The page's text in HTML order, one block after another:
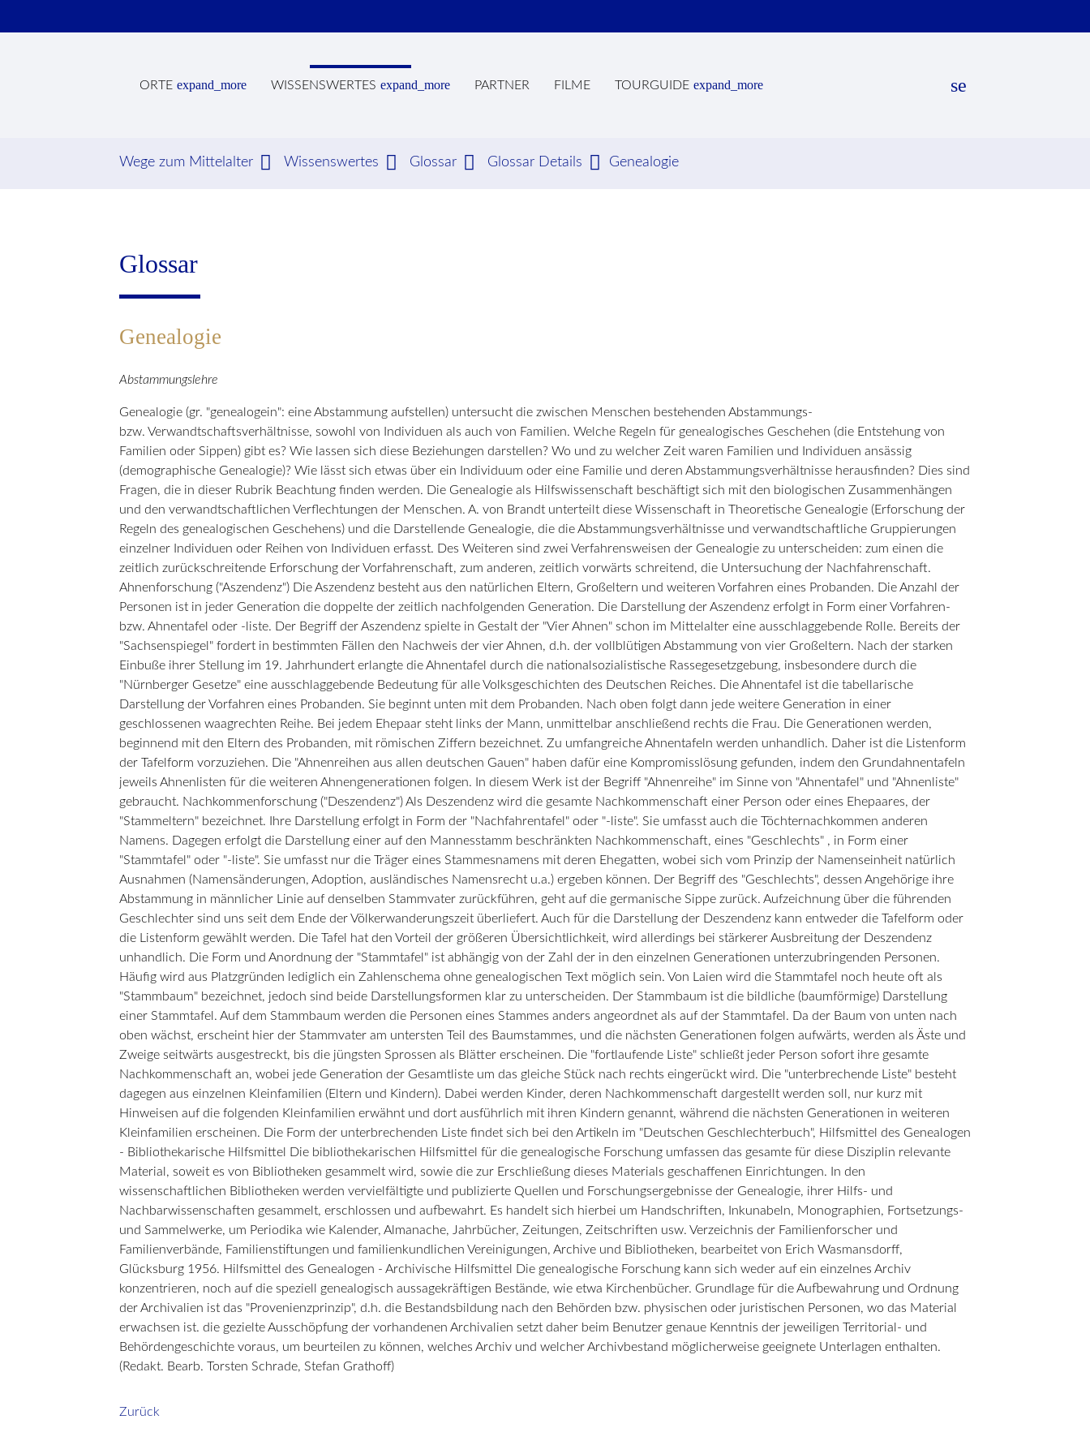
ORTE expand_more WISSENSWERTES expand_more PARTNER FILME TOURGUIDE expand_more search
Wege zum Mittelalter Wissenswertes Glossar Glossar Details Genealogie
Glossar
Genealogie
Abstammungslehre
Genealogie (gr. "genealogein": eine Abstammung aufstellen) untersucht die zwischen Menschen bestehenden Abstammungs-
bzw. Verwandtschaftsverhältnisse, sowohl von Individuen als auch von Familien. Welche Regeln für genealogisches Geschehen (die Entstehung von
Familien oder Sippen) gibt es? Wie lassen sich diese Beziehungen darstellen? Wo und zu welcher Zeit waren Familien und Individuen ansässig
(demographische Genealogie)? Wie lässt sich etwas über ein Individuum oder eine Familie und deren Abstammungsverhältnisse herausfinden? Dies sind
Fragen, die in dieser Rubrik Beachtung finden werden. Die Genealogie als Hilfswissenschaft beschäftigt sich mit den biologischen Zusammenhängen
und den verwandtschaftlichen Verflechtungen der Menschen. A. von Brandt unterteilt diese Wissenschaft in Theoretische Genealogie (Erforschung der
Regeln des genealogischen Geschehens) und die Darstellende Genealogie, die die Abstammungsverhältnisse und verwandtschaftliche Gruppierungen
einzelner Individuen oder Reihen von Individuen erfasst. Des Weiteren sind zwei Verfahrensweisen der Genealogie zu unterscheiden: zum einen die
zeitlich zurückschreitende Erforschung der Vorfahrenschaft, zum anderen, zeitlich vorwärts schreitend, die Untersuchung der Nachfahrenschaft.
Ahnenforschung ("Aszendenz") Die Aszendenz besteht aus den natürlichen Eltern, Großeltern und weiteren Vorfahren eines Probanden. Die Anzahl der
Personen ist in jeder Generation die doppelte der zeitlich nachfolgenden Generation. Die Darstellung der Aszendenz erfolgt in Form einer Vorfahren-
bzw. Ahnentafel oder -liste. Der Begriff der Aszendenz spielte in Gestalt der "Vier Ahnen" schon im Mittelalter eine ausschlaggebende Rolle. Bereits der
"Sachsenspiegel" fordert in bestimmten Fällen den Nachweis der vier Ahnen, d.h. der vollblütigen Abstammung von vier Großeltern. Nach der starken
Einbuße ihrer Stellung im 19. Jahrhundert erlangte die Ahnentafel durch die nationalsozialistische Rassegesetzgebung, insbesondere durch die
"Nürnberger Gesetze" eine ausschlaggebende Bedeutung für alle Volksgeschichten des Deutschen Reiches. Die Ahnentafel ist die tabellarische
Darstellung der Vorfahren eines Probanden. Sie beginnt unten mit dem Probanden. Nach oben folgt dann jede weitere Generation in einer
geschlossenen waagrechten Reihe. Bei jedem Ehepaar steht links der Mann, unmittelbar anschließend rechts die Frau. Die Generationen werden,
beginnend mit den Eltern des Probanden, mit römischen Ziffern bezeichnet. Zu umfangreiche Ahnentafeln werden unhandlich. Daher ist die Listenform
der Tafelform vorzuziehen. Die "Ahnenreihen aus allen deutschen Gauen" haben dafür eine Kompromisslösung gefunden, indem den Grundahnentafeln
jeweils Ahnenlisten für die weiteren Ahnengenerationen folgen. In diesem Werk ist der Begriff "Ahnenreihe" im Sinne von "Ahnentafel" und "Ahnenliste"
gebraucht. Nachkommenforschung ("Deszendenz") Als Deszendenz wird die gesamte Nachkommenschaft einer Person oder eines Ehepaares, der
"Stammeltern" bezeichnet. Ihre Darstellung erfolgt in Form der "Nachfahrentafel" oder "-liste". Sie umfasst auch die Töchternachkommen anderen
Namens. Dagegen erfolgt die Darstellung einer auf den Mannesstamm beschränkten Nachkommenschaft, eines "Geschlechts" , in Form einer
"Stammtafel" oder "-liste". Sie umfasst nur die Träger eines Stammesnamens mit deren Ehegatten, wobei sich vom Prinzip der Namenseinheit natürlich
Ausnahmen (Namensänderungen, Adoption, ausländisches Namensrecht u.a.) ergeben können. Der Begriff des "Geschlechts", dessen Angehörige ihre
Abstammung in männlicher Linie auf denselben Stammvater zurückführen, geht auf die germanische Sippe zurück. Aufzeichnung über die führenden
Geschlechter sind uns seit dem Ende der Völkerwanderungszeit überliefert. Auch für die Darstellung der Deszendenz kann entweder die Tafelform oder
die Listenform gewählt werden. Die Tafel hat den Vorteil der größeren Übersichtlichkeit, wird allerdings bei stärkerer Ausbreitung der Deszendenz
unhandlich. Die Form und Anordnung der "Stammtafel" ist abhängig von der Zahl der in den einzelnen Generationen unterzubringenden Personen.
Häufig wird aus Platzgründen lediglich ein Zahlenschema ohne genealogischen Text möglich sein. Von Laien wird die Stammtafel noch heute oft als
"Stammbaum" bezeichnet, jedoch sind beide Darstellungsformen klar zu unterscheiden. Der Stammbaum ist die bildliche (baumförmige) Darstellung
einer Stammtafel. Auf dem Stammbaum werden die Personen eines Stammes anders angeordnet als auf der Stammtafel. Da der Baum von unten nach
oben wächst, erscheint hier der Stammvater am untersten Teil des Baumstammes, und die nächsten Generationen folgen aufwärts, werden als Äste und
Zweige seitwärts ausgestreckt, bis die jüngsten Sprossen als Blätter erscheinen. Die "fortlaufende Liste" schließt jeder Person sofort ihre gesamte
Nachkommenschaft an, wobei jede Generation der Gesamtliste um das gleiche Stück nach rechts eingerückt wird. Die "unterbrechende Liste" besteht
dagegen aus einzelnen Kleinfamilien (Eltern und Kindern). Dabei werden Kinder, deren Nachkommenschaft dargestellt werden soll, nur kurz mit
Hinweisen auf die folgenden Kleinfamilien erwähnt und dort ausführlich mit ihren Kindern genannt, während die nächsten Generationen in weiteren
Kleinfamilien erscheinen. Die Form der unterbrechenden Liste findet sich bei den Artikeln im "Deutschen Geschlechterbuch", Hilfsmittel des Genealogen
- Bibliothekarische Hilfsmittel Die bibliothekarischen Hilfsmittel für die genealogische Forschung umfassen das gesamte für diese Disziplin relevante
Material, soweit es von Bibliotheken gesammelt wird, sowie die zur Erschließung dieses Materials geschaffenen Einrichtungen. In den
wissenschaftlichen Bibliotheken werden vervielfältigte und publizierte Quellen und Forschungsergebnisse der Genealogie, ihrer Hilfs- und
Nachbarwissenschaften gesammelt, erschlossen und aufbewahrt. Es handelt sich hierbei um Handschriften, Inkunabeln, Monographien, Fortsetzungs-
und Sammelwerke, um Periodika wie Kalender, Almanache, Jahrbücher, Zeitungen, Zeitschriften usw. Verzeichnis der Familienforscher und
Familienverbände, Familienstiftungen und familienkundlichen Vereinigungen, Archive und Bibliotheken, bearbeitet von Erich Wasmansdorff,
Glücksburg 1956. Hilfsmittel des Genealogen - Archivische Hilfsmittel Die genealogische Forschung kann sich weder auf ein einzelnes Archiv
konzentrieren, noch auf die speziell genealogisch aussagekräftigen Bestände, wie etwa Kirchenbücher. Grundlage für die Aufbewahrung und Ordnung
der Archivalien ist das "Provenienzprinzip", d.h. die Bestandsbildung nach den Behörden bzw. physischen oder juristischen Personen, wo das Material
erwachsen ist. die gezielte Ausschöpfung der vorhandenen Archivalien setzt daher beim Benutzer genaue Kenntnis der jeweiligen Territorial- und
Behördengeschichte voraus, um beurteilen zu können, welches Archiv und welcher Archivbestand möglicherweise geeignete Unterlagen enthalten.
(Redakt. Bearb. Torsten Schrade, Stefan Grathoff)
Zurück